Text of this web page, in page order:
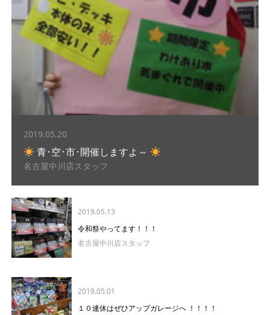
2019.05.20
青･空･市･開催しますよ～
名古屋中川店スタッフ
2019.05.13
令和祭やってます！！！
名古屋中川店スタッフ
2019.05.01
１０連休はぜひアップガレージへ ！！！！